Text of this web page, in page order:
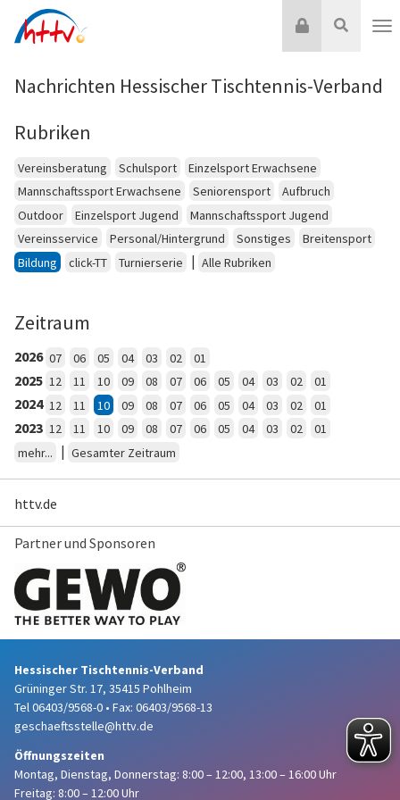
Inhalt
Suche
Login
Nachrichten Hessischer Tischtennis-Verband
Rubriken
Vereinsberatung Schulsport
Einzelsport Erwachsene
Mannschaftssport Erwachsene
Seniorensport
Aufbruch
Outdoor
Einzelsport Jugend
Mannschaftssport Jugend
Vereinsservice
Personal/Hintergrund Sonstiges
Breitensport
Bildung
click-TT Turnierserie | Alle Rubriken
Zeitraum
2026 07 06 05 04 03 02 01
2025 12 11 10 09 08 07 06 05 04 03 02 01
2024 12 11 10 09 08 07 06 05 04 03 02 01
2023 12 11 10 09 08 07 06 05 04 03 02
01
mehr...
| Gesamter Zeitraum
httv.de
Partner und Sponsoren
Hessischer Tischtennis-Verband
Grüninger Str. 17, 35415 Pohlheim
Tel 06403/9568-0 • Fax: 06403/9568-13
geschaeftsstelle@httv.de
Öffnungszeiten
Montag, Dienstag, Donnerstag: 8:00 – 12:00, 13:00 – 16:00 Uhr
Freitag: 8:00 – 12:00 Uhr